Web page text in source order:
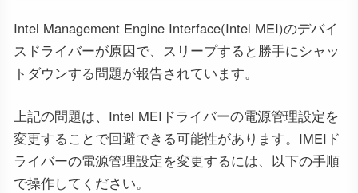
Intel Management Engine Interface(Intel MEI)のデバイ
スドライバーが原因で、スリープすると勝手にシャッ
トダウンする問題が報告されています。
上記の問題は、Intel MEIドライバーの電源管理設定を
変更することで回避できる可能性があります。IMEIド
ライバーの電源管理設定を変更するには、以下の手順
で操作してください。